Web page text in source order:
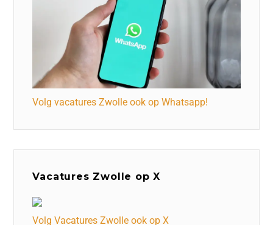
Volg vacatures Zwolle ook op Whatsapp!
Vacatures Zwolle op X
Volg Vacatures Zwolle ook op X